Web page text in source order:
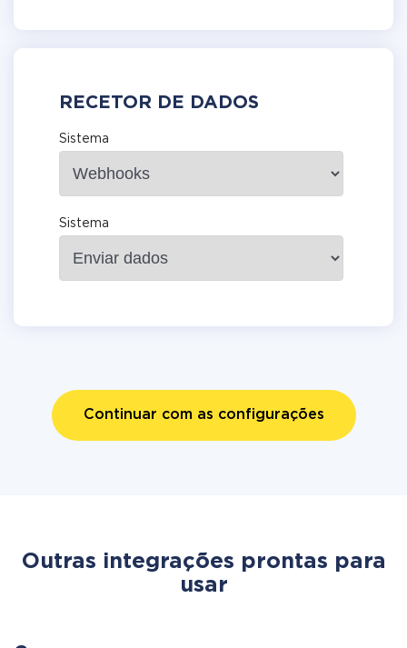
RECETOR DE DADOS
Sistema
Sistema
Continuar com as configurações
Outras integrações prontas para
usar